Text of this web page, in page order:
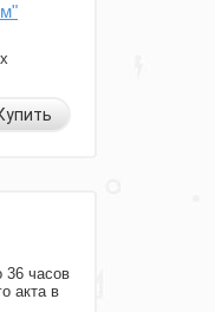
36 часов
акта в